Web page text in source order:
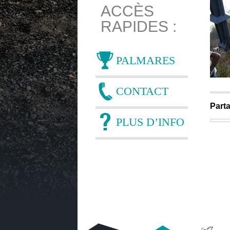
ACCÈS
RAPIDES :
PALMARES
CONTACT
PLUS D’INFO